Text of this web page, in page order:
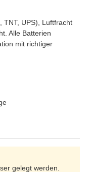
TNT, UPS), Luftfracht
Alle Batterien
mit richtiger
gelegt werden.